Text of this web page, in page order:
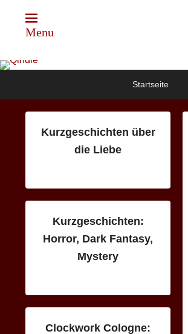
Menu
Qindie
Das Autorenkorrektiv
Startseite
Kurzgeschichten über
die Liebe
Kurzgeschichten:
Horror, Dark Fantasy,
Mystery
Clockwork Cologne: